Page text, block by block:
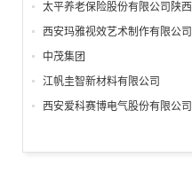
太平养老保险股份有限公司陕西
分公司
西安玛雅视效艺术制作有限公司
中茂集团
江帆圭智新材料有限公司
西安爱科赛博电气股份有限公司